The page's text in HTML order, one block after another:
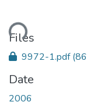
Files
9972-1.pdf
Date
2006